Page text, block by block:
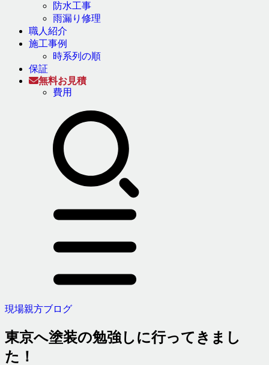
防水工事
雨漏り修理
職人紹介
施工事例
時系列の順
保証
無料お見積
費用
現場親方ブログ
東京へ塗装の勉強しに行ってきまし
た！